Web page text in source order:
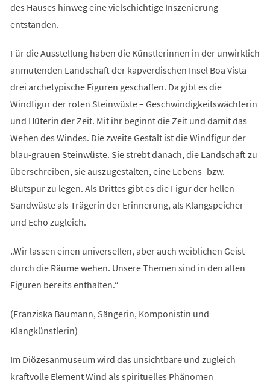
des Hauses hinweg eine vielschichtige Inszenierung
entstanden.
Für die Ausstellung haben die Künstlerinnen in der unwirklich
anmutenden Landschaft der kapverdischen Insel Boa Vista
drei archetypische Figuren geschaffen. Da gibt es die
Windfigur der roten Steinwüste – Geschwindigkeitswächterin
und Hüterin der Zeit. Mit ihr beginnt die Zeit und damit das
Wehen des Windes. Die zweite Gestalt ist die Windfigur der
blau-grauen Steinwüste. Sie strebt danach, die Landschaft zu
überschreiben, sie auszugestalten, eine Lebens- bzw.
Blutspur zu legen. Als Drittes gibt es die Figur der hellen
Sandwüste als Trägerin der Erinnerung, als Klangspeicher
und Echo zugleich.
„Wir lassen einen universellen, aber auch weiblichen Geist
durch die Räume wehen. Unsere Themen sind in den alten
Figuren bereits enthalten.“
(Franziska Baumann, Sängerin, Komponistin und
Klangkünstlerin)
Im Diözesanmuseum wird das unsichtbare und zugleich
kraftvolle Element Wind als spirituelles Phänomen